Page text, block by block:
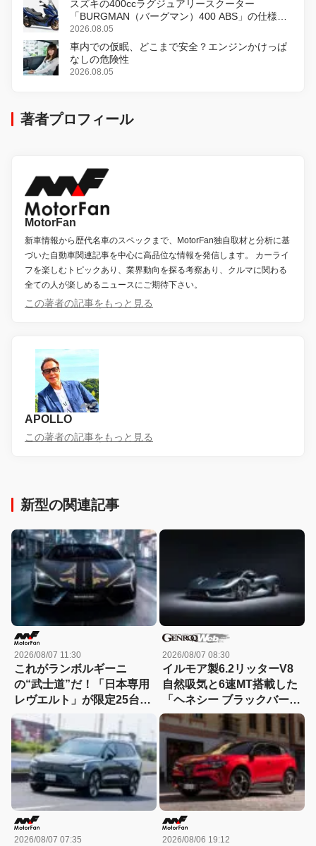
スズキの400ccラグジュアリースクーター
「BURGMAN（バーグマン）400 ABS」の仕様を
変更し、8月18日に発売
2026.08.05
車内での仮眠、どこまで安全？エンジンかけっぱ
なしの危険性
2026.08.05
著者プロフィール
MotorFan
新車情報から歴代名車のスペックまで、MotorFan独自取材と分析に基
づいた自動車関連記事を中心に高品位な情報を発信します。 カーライ
フを楽しむトピックあり、業界動向を探る考察あり、クルマに関わる
全ての人が楽しめるニュースにご期待下さい。
この著者の記事をもっと見る
APOLLO
この著者の記事をもっと見る
新型の関連記事
2026/08/07 11:30
これがランボルギーニ
の“武士道”だ！「日本専用
レヴエルト」が限定25台で
誕生!! その理由とは……？
2026/08/07 08:30
イルモア製6.2リッターV8
自然吸気と6速MT搭載した
「ヘネシー ブラックバー
ド」がデビュー【動画】
2026/08/07 07:35 2026/08/06 19:12